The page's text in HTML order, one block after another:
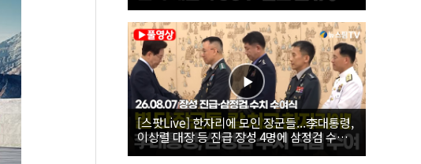
[스팟Live] 한자리에 모인 장군들...李대통령,
이상렬 대장 등 진급 장성 4명에 삼정검 수치
직접 수여｜26.08.07 장성 진급·삼정검 수치